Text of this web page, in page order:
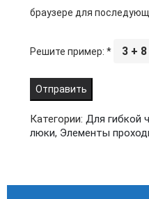
браузере для
Решите пример: * 3 + 8
Категории: Для гибкой
люки, Элементы